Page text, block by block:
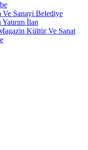
Ve Sanayi Belediye
Yatırım İlan
Kültür Ve Sanat